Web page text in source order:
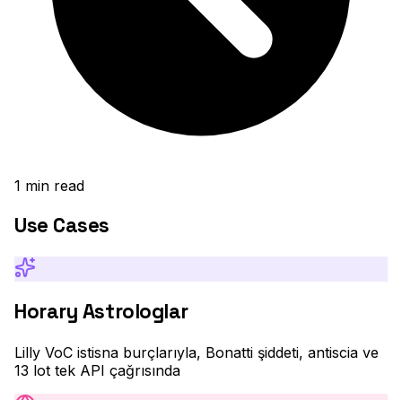
1 min read
Use Cases
Horary Astrologlar
Lilly VoC istisna burçlarıyla, Bonatti şiddeti, antiscia ve
13 lot tek API çağrısında